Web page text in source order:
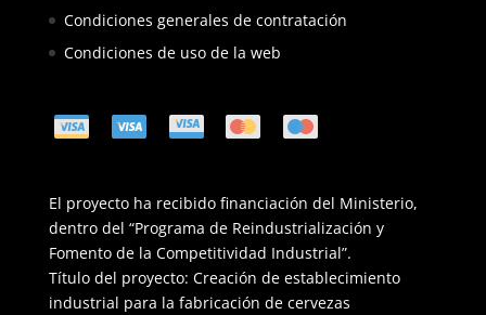
Condiciones generales de contratación
Condiciones de uso de la web
El proyecto ha recibido financiación del Ministerio,
dentro del “Programa de Reindustrialización y
Fomento de la Competitividad Industrial”.
Título del proyecto: Creación de establecimiento
industrial para la fabricación de cervezas